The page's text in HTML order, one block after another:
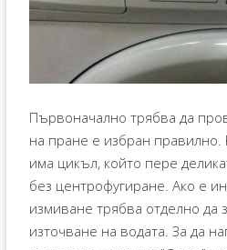
Първоначално трябва да
на пране е избран правилно.
има цикъл, който пере
без центрофугиране. Ако е
измиване трябва отделно да
източване на водата. За да